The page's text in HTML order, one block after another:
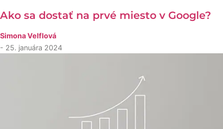
Ako sa dostať na prvé miesto v Google?
Simona Velflová
- 25. januára 2024